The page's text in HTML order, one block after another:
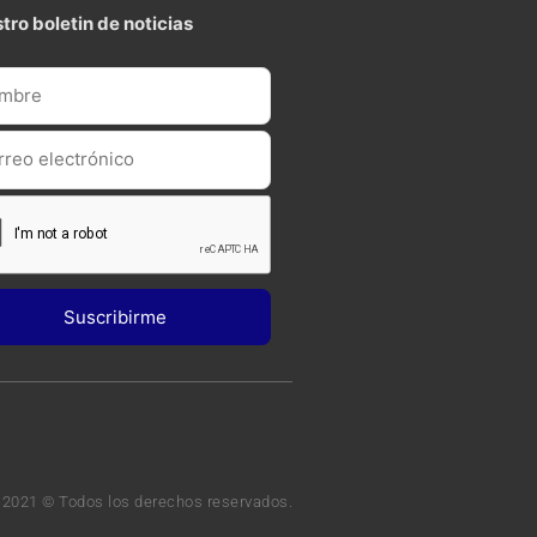
boletin de noticias
© Todos los derechos reservados.